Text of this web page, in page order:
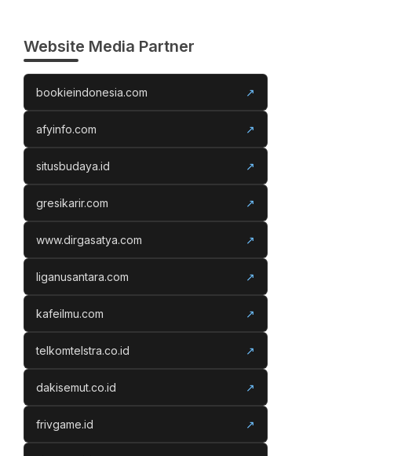
Website Media Partner
bookieindonesia.com ↗
afyinfo.com ↗
situsbudaya.id ↗
gresikarir.com ↗
www.dirgasatya.com ↗
liganusantara.com ↗
kafeilmu.com ↗
telkomtelstra.co.id ↗
dakisemut.co.id ↗
frivgame.id ↗